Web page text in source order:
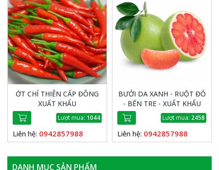
ỚT CHỈ THIÊN CẤP ĐÔNG
XUẤT KHẨU
Lượt mua: 1044
Liên hệ: 0942857988
BƯỞI DA XANH - RUỘT ĐỎ
- BẾN TRE - XUẤT KHẨU
Lượt mua: 2458
Liên hệ: 0942857988
DANH MỤC SẢN PHẨM